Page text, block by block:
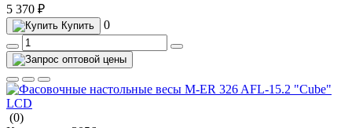
5 370 ₽
Купить 0
(0)